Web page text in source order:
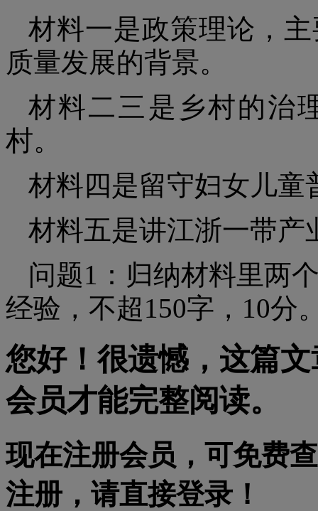
材料一是政策理论，
质量发展的背景。
材料二三是乡村的治
村。
材料四是留守妇女儿童
材料五是讲江浙一带产
问题1：归纳材料里两
经验，不超150字，10分
您好！很遗憾，这篇
会员才能完整阅读。
现在注册会员，可免费
注册，请直接登录！